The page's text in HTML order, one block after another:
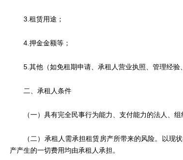
3.租赁用途；
4.押金金额等；
5.其他（如免租期申请、承租人营业执照、管理经验
二、承租人条件
（一）具有完全民事行为能力、支付能力的法人、组
（二）承租人需承担租赁房产所带来的风险。以现状
产产生的一切费用均由承租人承担。